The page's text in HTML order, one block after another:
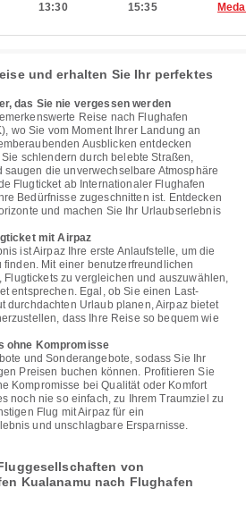
13:30 15:35
und erhalten Sie Ihr perfektes
das Sie nie vergessen werden
Reise nach Flughafen
wo Sie vom Moment Ihrer Landung an
Ausblicken entdecken
schlendern durch belebte Straßen,
die unverwechselbare Atmosphäre
Flugticket ab Internationaler Flughafen
Bedürfnisse zugeschnitten ist. Entdecken
und machen Sie Ihr Urlaubserlebnis
mit Airpaz
ist Airpaz Ihre erste Anlaufstelle, um die
Mit einer benutzerfreundlichen
Flugtickets zu vergleichen und auszuwählen,
entsprechen. Egal, ob Sie einen Last-
durchdachten Urlaub planen, Airpaz bietet
dass Ihre Reise so bequem wie
ohne Kompromisse
und Sonderangebote, sodass Sie Ihr
Preisen buchen können. Profitieren Sie
Kompromisse bei Qualität oder Komfort
noch nie so einfach, zu Ihrem Traumziel zu
Flug mit Airpaz für ein
und unschlagbare Ersparnisse.
von
Kualanamu nach Flughafen